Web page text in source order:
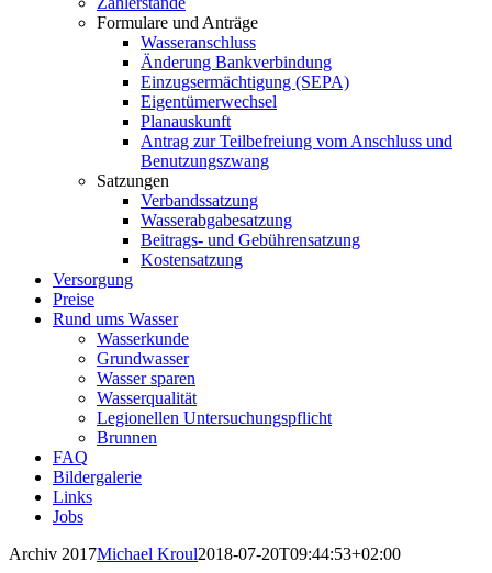
Formulare und Anträge
Wasseranschluss
Änderung Bankverbindung
Einzugsermächtigung (SEPA)
Eigentümerwechsel
Planauskunft
Antrag zur Teilbefreiung vom Anschluss und
Benutzungszwang
Satzungen
Verbandssatzung
Wasserabgabesatzung
Beitrags- und Gebührensatzung
Kostensatzung
Versorgung
Preise
Rund ums Wasser
Wasserkunde
Grundwasser
Wasser sparen
Wasserqualität
Legionellen Untersuchungspflicht
Brunnen
FAQ
Bildergalerie
Links
Jobs
Archiv 2017Michael Kroul2018-07-20T09:44:53+02:00